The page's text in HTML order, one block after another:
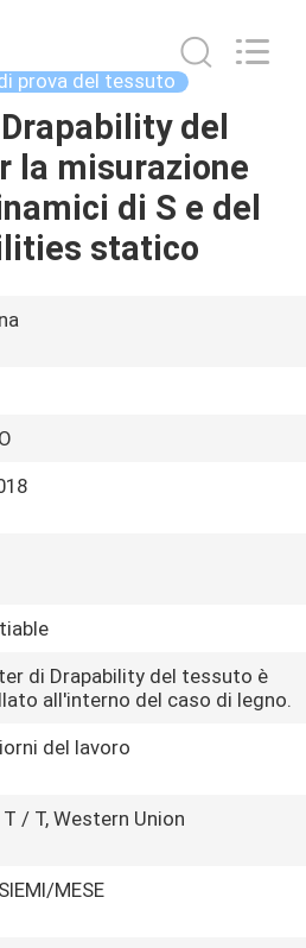
prova del tessuto
del
la misurazione
di S e del
statico
di Drapability del tessuto è
all'interno del caso di legno.
del lavoro
T / T, Western Union
MESE